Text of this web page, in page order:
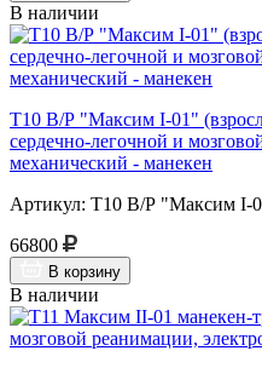
В наличии
Т10 В/Р "Максим I-01"
сердечно-легочной и
механический - манекен
Артикул: Т10 В/Р "Максим I-
66800
В корзину
В наличии